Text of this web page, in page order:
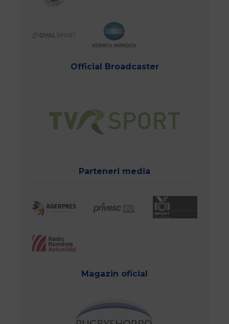
Official Broadcaster
Parteneri media
Magazin oficial